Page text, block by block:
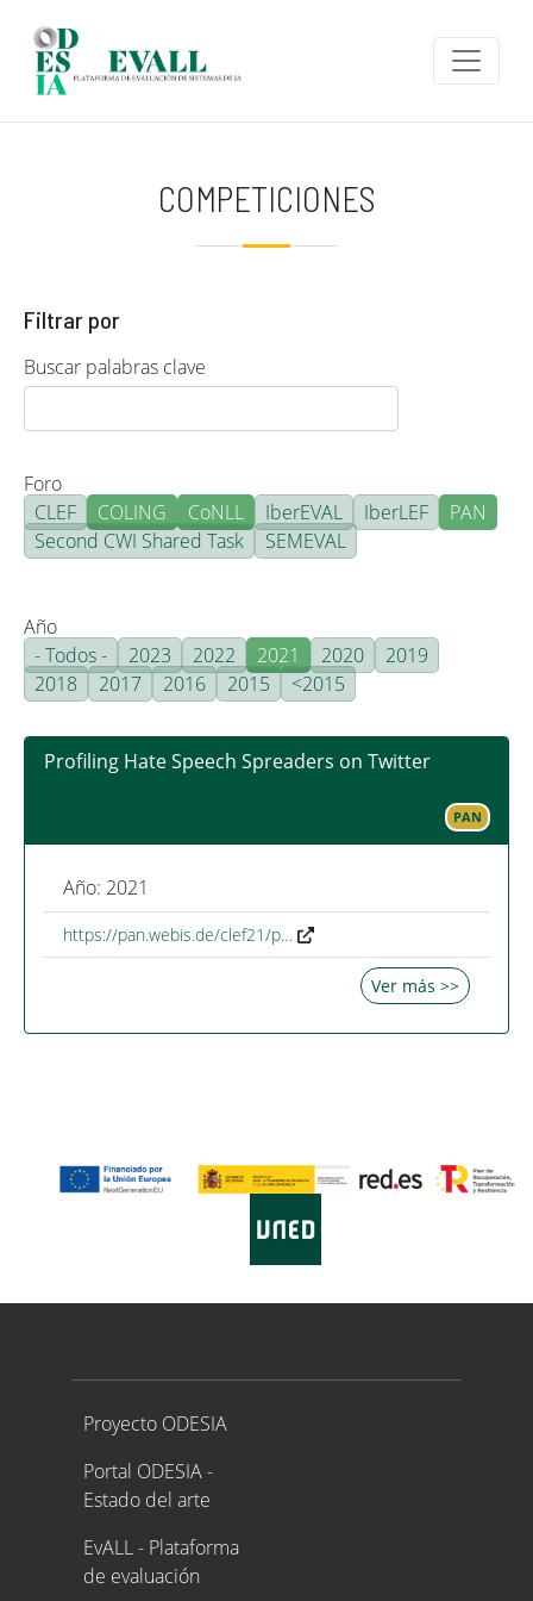
COMPETICIONES
Filtrar por
Buscar palabras clave
Foro
CLEF
COLING CoNLL IberEVAL IberLEF
PAN
Second CWI Shared Task
SEMEVAL
Año
- Todos -
2023 2022 2021 2020
2019
2018
2017 2016 2015 <2015
Profiling Hate Speech Spreaders on Twitter
PAN
Año: 2021
https://pan.webis.de/clef21/p…
Ver más >>
Proyecto ODESIA
Proyecto ODESIA
Portal ODESIA -
Estado del arte
EvALL - Plataforma
de evaluación